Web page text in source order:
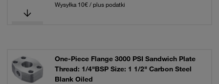
Wysyłka 10€ / plus podatki
One-Piece Flange 3000 PSI Sandwich Plate
Thread: 1/4"BSP Size: 1 1/2" Carbon Steel
Blank Oiled